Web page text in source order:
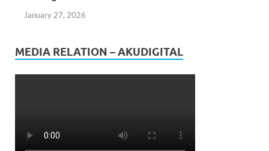
January 27, 2026
MEDIA RELATION – AKUDIGITAL